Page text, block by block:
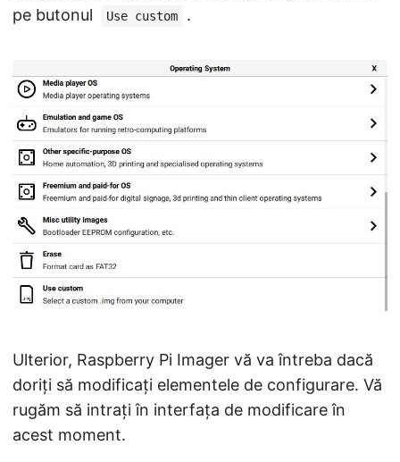
pe butonul
Use custom .
Ulterior, Raspberry Pi Imager vă va întreba dacă
doriți să modificați elementele de configurare. Vă
rugăm să intrați în interfața de modificare în
acest moment.